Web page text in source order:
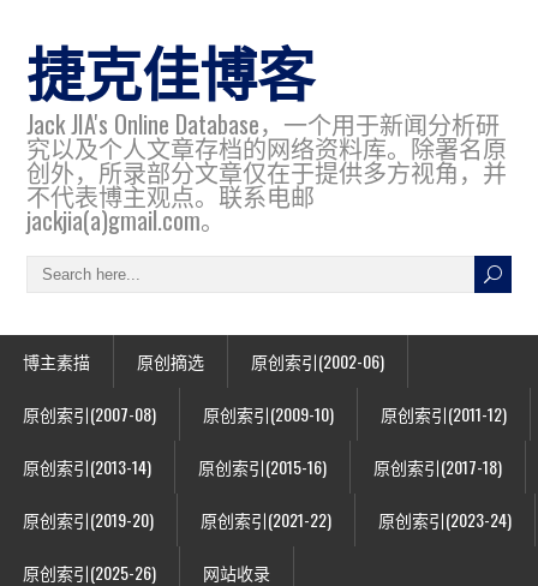
捷克佳博客
Jack JIA's Online Database，一个用于新闻分析研
究以及个人文章存档的网络资料库。除署名原
创外，所录部分文章仅在于提供多方视角，并
不代表博主观点。联系电邮
jackjia(a)gmail.com。
博主素描 原创摘选 原创索引(2002-06)
原创索引(2007-08) 原创索引(2009-10) 原创索引(2011-12)
原创索引(2013-14) 原创索引(2015-16) 原创索引(2017-18)
原创索引(2019-20) 原创索引(2021-22) 原创索引(2023-24)
原创索引(2025-26) 网站收录